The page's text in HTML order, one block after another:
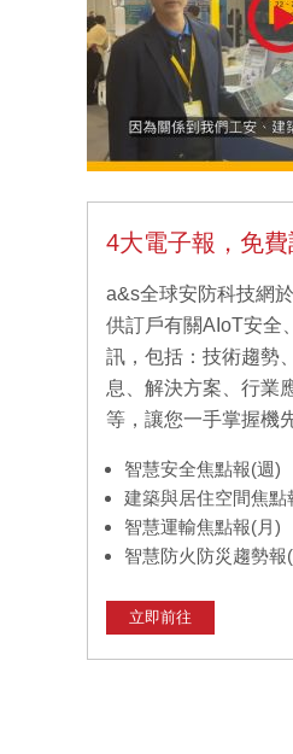
4大電子報，免費
a&s全球安防科技網
供訂戶有關AIoT安全
訊，包括：技術趨勢
息、解決方案、行業
等，讓您一手掌握機
智慧安全焦點報(週)
建築與居住空間焦點
智慧運輸焦點報(月)
智慧防火防災趨勢報
立即前往